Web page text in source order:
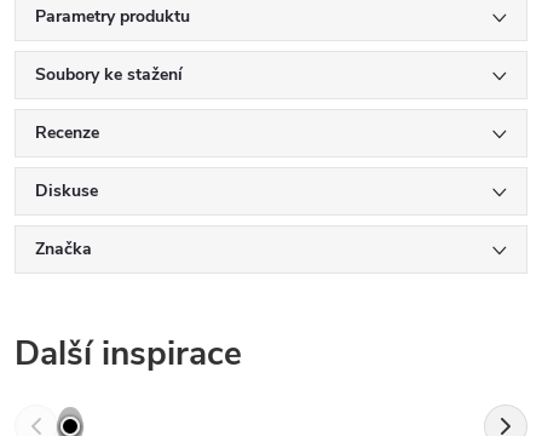
Parametry produktu
Soubory ke stažení
Recenze
Diskuse
Značka
Další inspirace